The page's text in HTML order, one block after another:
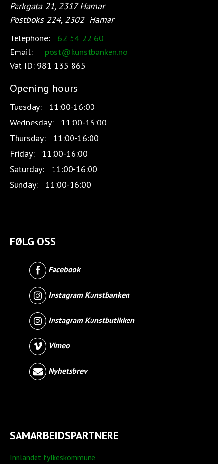
Parkgata 21, 2317 Hamar
Postboks 224, 2302 Hamar
Telephone:
62 54 22 60
Email:
post@kunstbanken.no
Vat ID: 981 135 865
Opening hours
Tuesday:
11:00-16:00
Wednesday:
11:00-16:00
Thursday:
11:00-16:00
Friday:
11:00-16:00
Saturday:
11:00-16:00
Sunday:
11:00-16:00
FØLG OSS
Facebook
Instagram Kunstbanken
Instagram Kunstbutikken
Vimeo
Nyhetsbrev
SAMARBEIDSPARTNERE
Innlandet fylkeskommune